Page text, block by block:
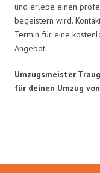
und erlebe einen
begeistern wird.
Termin für eine
Angebot.
Umzugsmeister
für deinen Umzug